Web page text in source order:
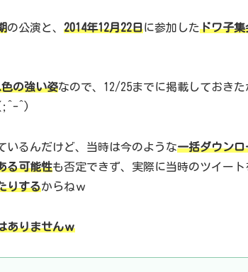
の公演と、 2014年12月22日に参加したドワ子集
の強い姿なので、12/25までに掲載しておき
^)
いるんだけど、当時は今のような一括ダウンロ
る可能性も否定できず、実際に当時のツイート
りするからねｗ
ありませんｗ